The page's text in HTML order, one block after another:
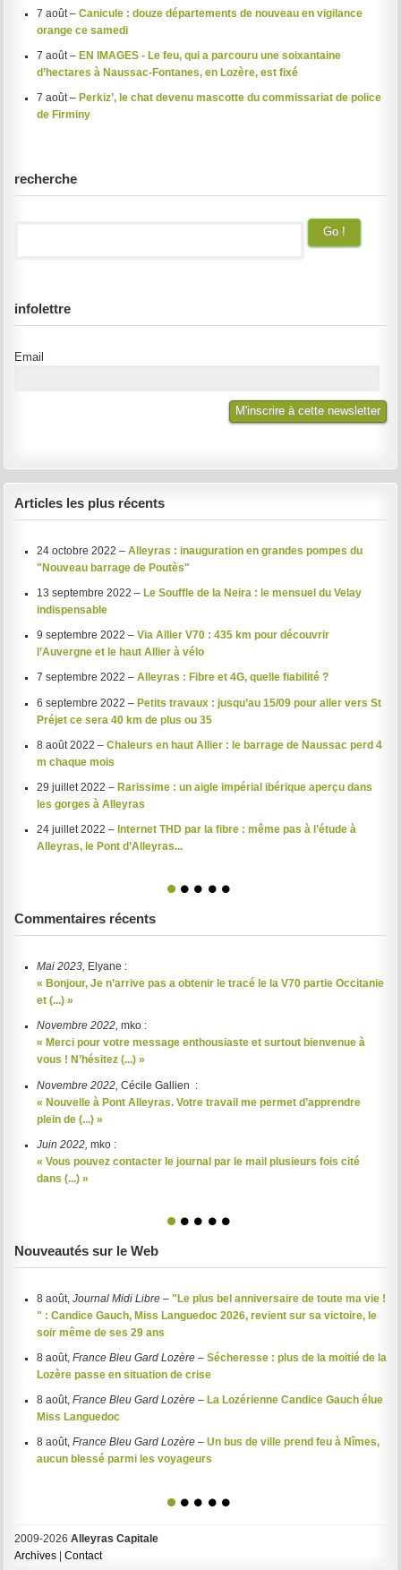
7 août – Canicule : douze départements de nouveau en vigilance
orange ce samedi
7 août – EN IMAGES - Le feu, qui a parcouru une soixantaine
d’hectares à Naussac-Fontanes, en Lozère, est fixé
7 août – Perkiz’, le chat devenu mascotte du commissariat de police
de Firminy
recherche
infolettre
Email
Articles les plus récents
24 octobre 2022 – Alleyras : inauguration en grandes pompes du
"Nouveau barrage de Poutès"
13 septembre 2022 – Le Souffle de la Neira : le mensuel du Velay
indispensable
9 septembre 2022 – Via Allier V70 : 435 km pour découvrir
l’Auvergne et le haut Allier à vélo
7 septembre 2022 – Alleyras : Fibre et 4G, quelle fiabilité ?
6 septembre 2022 – Petits travaux : jusqu’au 15/09 pour aller vers St
Préjet ce sera 40 km de plus ou 35
8 août 2022 – Chaleurs en haut Allier : le barrage de Naussac perd 4
m chaque mois
29 juillet 2022 – Rarissime : un aigle impérial ibérique aperçu dans
les gorges à Alleyras
24 juillet 2022 – Internet THD par la fibre : même pas à l’étude à
Alleyras, le Pont d’Alleyras...
1 2 3 4 5
Commentaires récents
Mai 2023,
Elyane :
« Bonjour, Je n’arrive pas a obtenir le tracé le la V70 partie Occitanie
et (...) »
Novembre 2022, mko :
« Merci pour votre message enthousiaste et surtout bienvenue à
vous ! N’hésitez (...) »
Novembre 2022, Cécile Gallien :
« Nouvelle à Pont Alleyras. Votre travail me permet d’apprendre
plein de (...) »
Juin 2022, mko :
« Vous pouvez contacter le journal par le mail plusieurs fois cité
dans (...) »
1 2 3 4 5
Nouveautés sur le Web
8 août, Journal Midi Libre – "Le plus bel anniversaire de toute ma vie !
" : Candice Gauch, Miss Languedoc 2026, revient sur sa victoire, le
soir même de ses 29 ans
8 août, France Bleu Gard Lozère– Sécheresse : plus de la moitié de la
Lozère passe en situation de crise
8 août, France Bleu Gard Lozère– La Lozérienne Candice Gauch élue
Miss Languedoc
8 août, France Bleu Gard Lozère– Un bus de ville prend feu à Nîmes,
aucun blessé parmi les voyageurs
1 2 3 4 5
2009-2026Alleyras Capitale
Archives |Contact